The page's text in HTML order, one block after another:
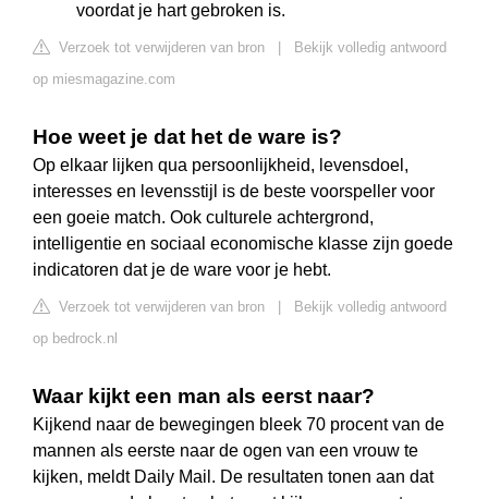
voordat je hart gebroken is.
Verzoek tot verwijderen van bron
Bekijk volledig antwoord
op miesmagazine.com
Hoe weet je dat het de ware is?
Op elkaar lijken qua persoonlijkheid, levensdoel,
interesses en levensstijl is de beste voorspeller voor
een goeie match. Ook culturele achtergrond,
intelligentie en sociaal economische klasse zijn goede
indicatoren dat je de ware voor je hebt.
Verzoek tot verwijderen van bron
Bekijk volledig antwoord
op bedrock.nl
Waar kijkt een man als eerst naar?
Kijkend naar de bewegingen bleek 70 procent van de
mannen als eerste naar de ogen van een vrouw te
kijken, meldt Daily Mail. De resultaten tonen aan dat